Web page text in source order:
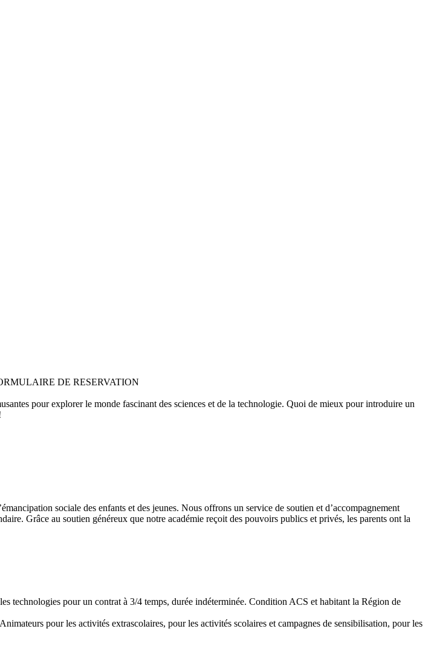
DE RESERVATION
pour explorer le monde fascinant des sciences et de la technologie. Quoi de mieux pour introduire un
sociale des enfants et des jeunes. Nous offrons un service de soutien et d’accompagnement
Grâce au soutien généreux que notre académie reçoit des pouvoirs publics et privés, les parents ont la
technologies pour un contrat à 3/4 temps, durée indéterminée. Condition ACS et habitant la Région de
pour les activités extrascolaires, pour les activités scolaires et campagnes de sensibilisation, pour les